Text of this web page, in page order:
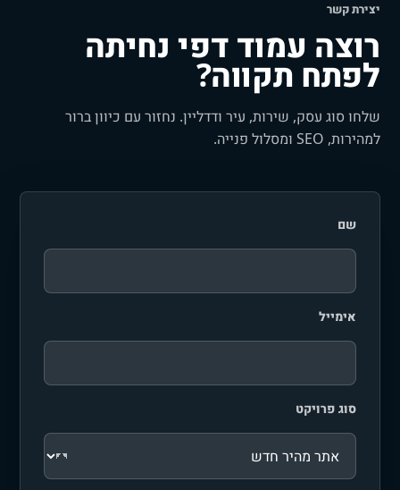
יצירת קשר
רוצה עמוד דפי נחיתה
לפתח תקווה?
שלחו סוג עסק, שירות, עיר ודדליין. נחזור עם כיוון ברור
למהירות, SEO ומסלול פנייה.
שם
אימייל
סוג פרויקט